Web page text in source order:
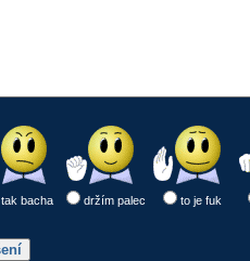
tak bacha držím palec
to je fuk